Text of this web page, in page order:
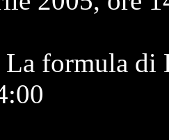
La formula di